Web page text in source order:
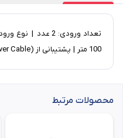
100 متر | پشتیبانی از PoC (Power over Cable)
محصولات مرتبط